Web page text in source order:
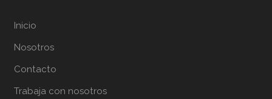
Inicio
Nosotros
Contacto
Trabaja con nosotros